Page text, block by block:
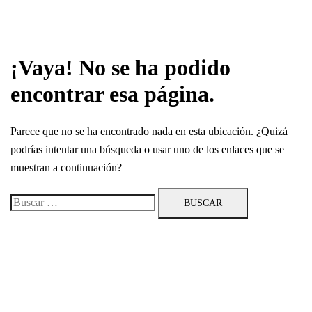
¡Vaya! No se ha podido
encontrar esa página.
Parece que no se ha encontrado nada en esta ubicación. ¿Quizá
podrías intentar una búsqueda o usar uno de los enlaces que se
muestran a continuación?
Buscar: